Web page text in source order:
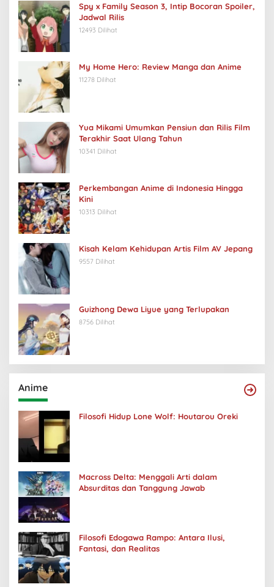
Spy x Family Season 3, Intip Bocoran Spoiler,
Jadwal Rilis
12493 Dilihat
My Home Hero: Review Manga dan Anime
11278 Dilihat
Yua Mikami Umumkan Pensiun dan Rilis Film
Terakhir Saat Ulang Tahun
10341 Dilihat
Perkembangan Anime di Indonesia Hingga
Kini
10313 Dilihat
Kisah Kelam Kehidupan Artis Film AV Jepang
9557 Dilihat
Guizhong Dewa Liyue yang Terlupakan
8756 Dilihat
Anime
Filosofi Hidup Lone Wolf: Houtarou Oreki
Macross Delta: Menggali Arti dalam
Absurditas dan Tanggung Jawab
Filosofi Edogawa Rampo: Antara Ilusi,
Fantasi, dan Realitas